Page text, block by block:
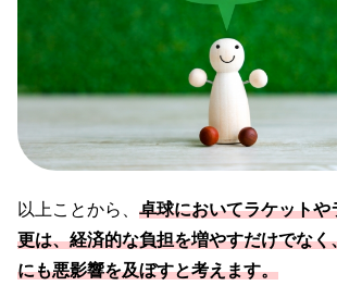
以上ことから、 卓球においてラケットや
更は、経済的な負担を増やすだけでなく
にも悪影響を及ぼすと考えます。